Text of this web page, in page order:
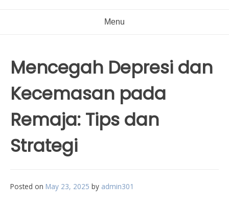
Menu
Mencegah Depresi dan
Kecemasan pada
Remaja: Tips dan
Strategi
Posted on May 23, 2025 by admin301